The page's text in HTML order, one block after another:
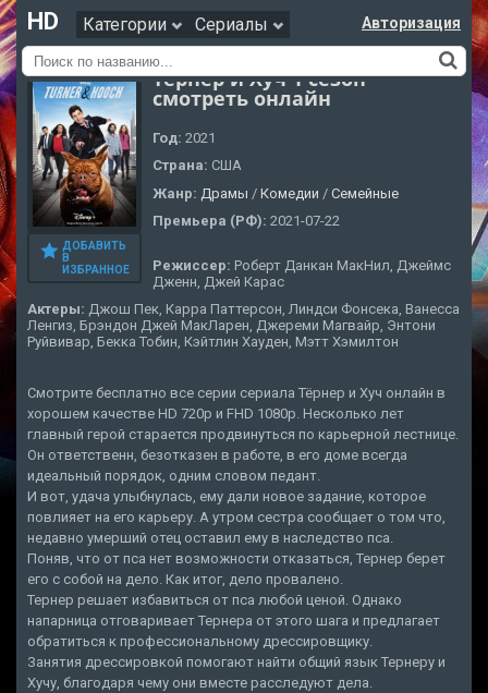
HD Категории Сериалы Авторизация
ДОБАВИТЬ
В
ИЗБРАННОЕ
Тёрнер и Хуч 1 сезон
смотреть онлайн
Год: 2021
Страна: США
Жанр: Драмы / Комедии / Семейные
Премьера (РФ): 2021-07-22
Режиссер: Роберт Данкан МакНил, Джеймс
Дженн, Джей Карас
Актеры: Джош Пек, Карра Паттерсон, Линдси Фонсека, Ванесса
Ленгиз, Брэндон Джей МакЛарен, Джереми Магвайр, Энтони
Руйвивар, Бекка Тобин, Кэйтлин Хауден, Мэтт Хэмилтон
Смотрите бесплатно все серии сериала Тёрнер и Хуч онлайн в
хорошем качестве HD 720p и FHD 1080p. Несколько лет
главный герой старается продвинуться по карьерной лестнице.
Он ответственн, безотказен в работе, в его доме всегда
идеальный порядок, одним словом педант.
И вот, удача улыбнулась, ему дали новое задание, которое
повлияет на его карьеру. А утром сестра сообщает о том что,
недавно умерший отец оставил ему в наследство пса.
Поняв, что от пса нет возможности отказаться, Тернер берет
его с собой на дело. Как итог, дело провалено.
Тернер решает избавиться от пса любой ценой. Однако
напарница отговаривает Тернера от этого шага и предлагает
обратиться к профессиональному дрессировщику.
Занятия дрессировкой помогают найти общий язык Тернеру и
Хучу, благодаря чему они вместе расследуют дела.